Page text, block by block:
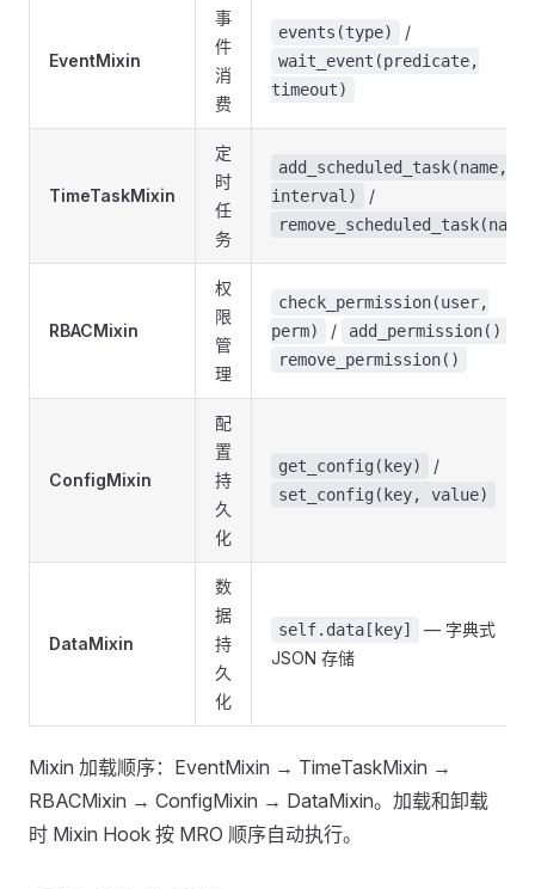
EventMixin
事
件
消
费
events(type) /
wait_event(predicate,
timeout)
TimeTaskMixin
定
时
任
务
add_scheduled_task(name,
interval)
/
remove_scheduled_task(name)
RBACMixin
权
限
管
理
check_permission(user,
perm)
/ add_permission()
remove_permission()
ConfigMixin
配
置
持
久
化
get_config(key) /
set_config(key, value)
DataMixin
数
据
持
久
化
self.data[key]
— 字典式
JSON 存储
Mixin 加载顺序：EventMixin → TimeTaskMixin →
RBACMixin → ConfigMixin → DataMixin。加载和卸载
时 Mixin Hook 按 MRO 顺序自动执行。